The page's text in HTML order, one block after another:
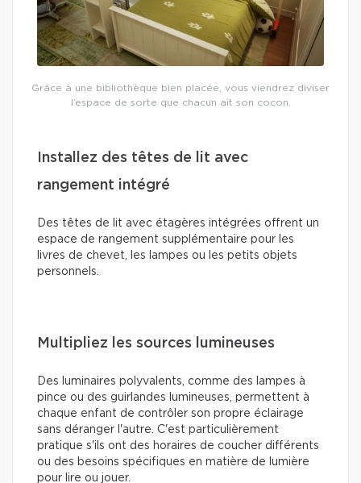
Grâce à une bibliothèque bien placée, vous viendrez diviser
l’espace de sorte que chacun ait son cocon.
Installez des têtes de lit avec
rangement intégré
Des têtes de lit avec étagères intégrées offrent un
espace de rangement supplémentaire pour les
livres de chevet, les lampes ou les petits objets
personnels.
Multipliez les sources lumineuses
Des luminaires polyvalents, comme des lampes à
pince ou des guirlandes lumineuses, permettent à
chaque enfant de contrôler son propre éclairage
sans déranger l'autre. C'est particulièrement
pratique s'ils ont des horaires de coucher différents
ou des besoins spécifiques en matière de lumière
pour lire ou jouer.